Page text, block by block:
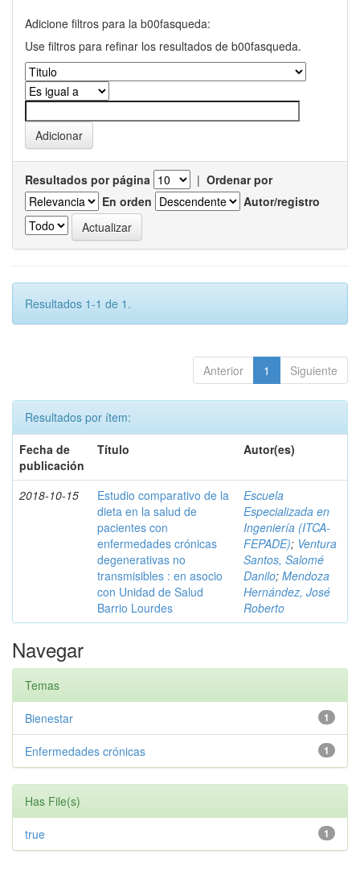
Adicione filtros para la b00fasqueda:
Use filtros para refinar los resultados de b00fasqueda.
Resultados por página | Ordenar por
En orden
Autor/registro
Resultados 1-1 de 1.
Anterior 1 Siguiente
Resultados por ítem:
Fecha de
publicación
Título Autor(es)
2018-10-15
Estudio comparativo de la
dieta en la salud de
pacientes con
enfermedades crónicas
degenerativas no
transmisibles : en asocio
con Unidad de Salud
Barrio Lourdes
Escuela
Especializada en
Ingeniería (ITCA-
FEPADE); Ventura
Santos, Salomé
Danilo; Mendoza
Hernández, José
Roberto
Navegar
Temas
1
Bienestar
1
Enfermedades crónicas
Has File(s)
1
true